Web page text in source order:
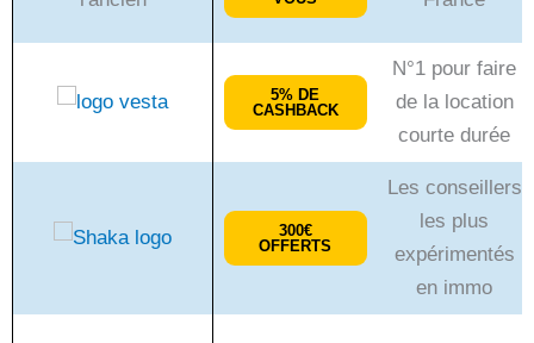
5% DE
CASHBACK
N°1 pour faire
de la location
courte durée
300€
OFFERTS
Les conseillers
les plus
expérimentés
en immo